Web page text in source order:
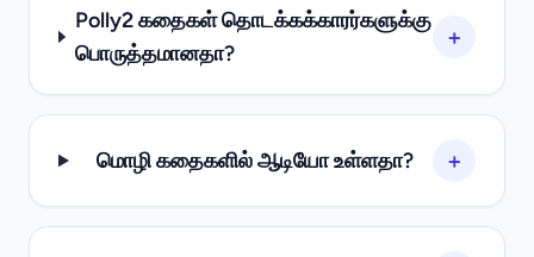
Polly2 கதைகள் தொடக்கக்காரர்களுக்கு
பொருத்தமானதா?
+
மொழி கதைகளில் ஆடியோ உள்ளதா? +